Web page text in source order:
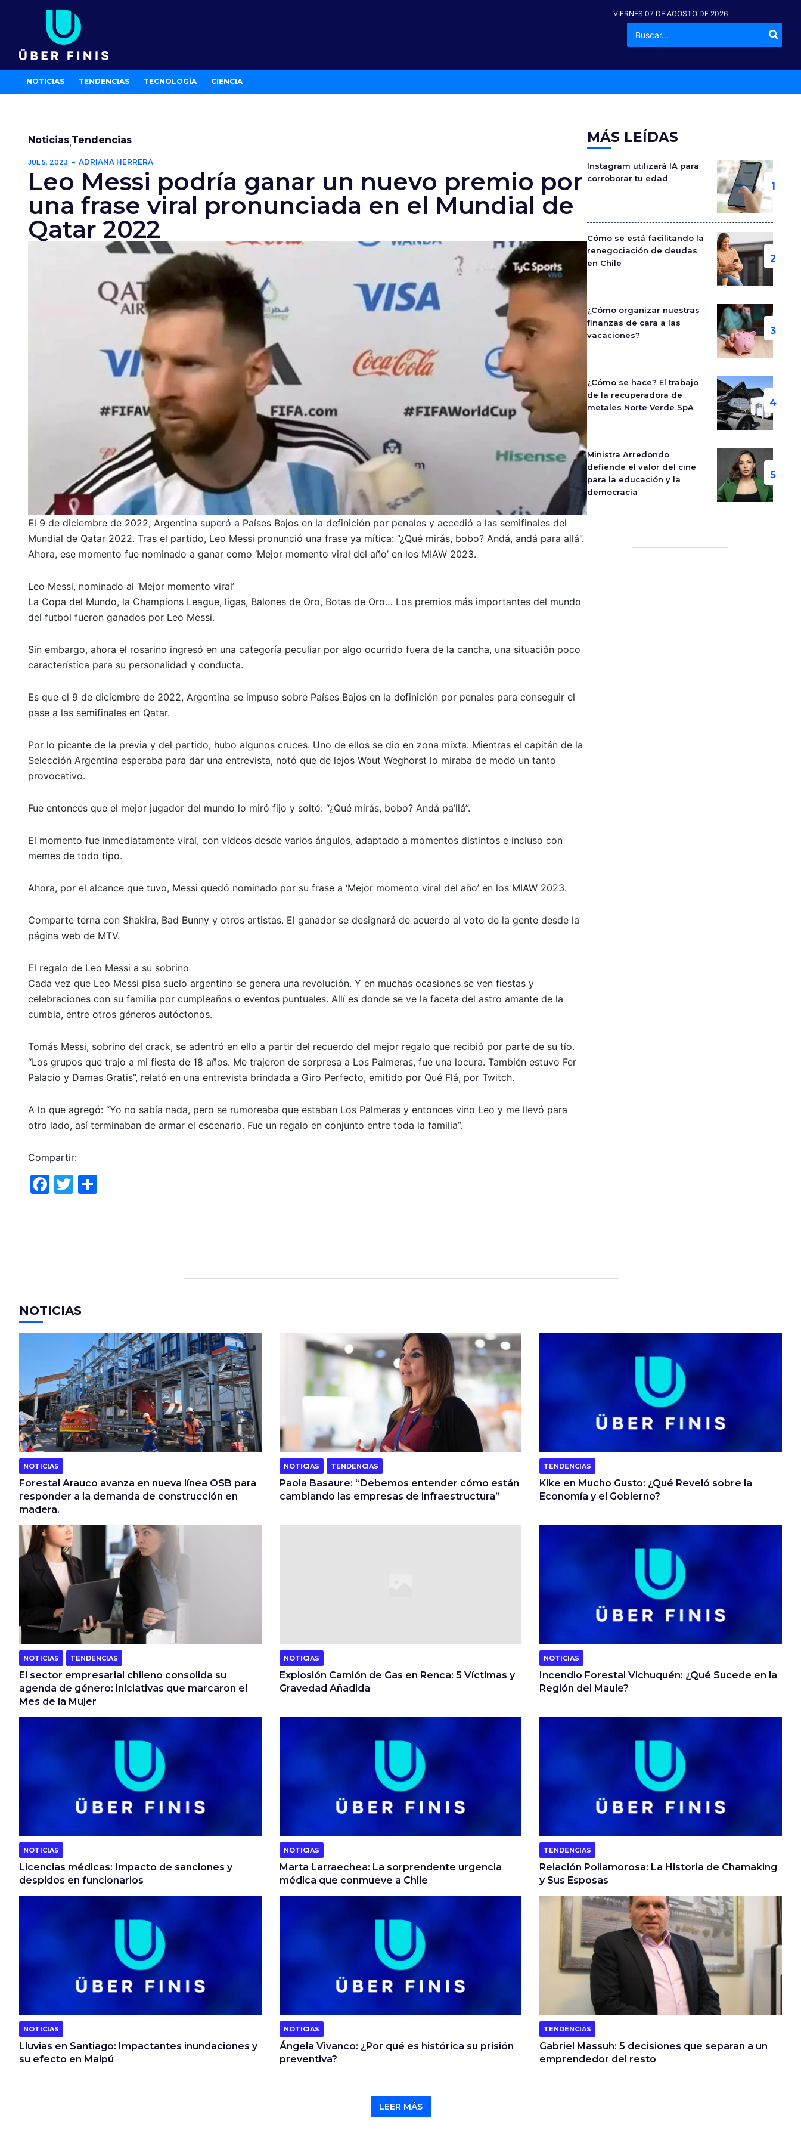
VIERNES 07 DE AGOSTO DE 2026
-º
por:
NOTICIAS TENDENCIAS TECNOLOGÍA CIENCIA
Noticias,Tendencias
JUL 5, 2023 ADRIANA HERRERA
Leo Messi podría ganar un nuevo premio por
una frase viral pronunciada en el Mundial de
Qatar 2022
El 9 de diciembre de 2022, Argentina superó a Países Bajos en la definición por penales y accedió a las semifinales del
Mundial de Qatar 2022. Tras el partido, Leo Messi pronunció una frase ya mítica: “¿Qué mirás, bobo? Andá, andá para allá”.
Ahora, ese momento fue nominado a ganar como ‘Mejor momento viral del año’ en los MIAW 2023.
Leo Messi, nominado al ‘Mejor momento viral’
La Copa del Mundo, la Champions League, ligas, Balones de Oro, Botas de Oro… Los premios más importantes del mundo
del futbol fueron ganados por Leo Messi.
Sin embargo, ahora el rosarino ingresó en una categoría peculiar por algo ocurrido fuera de la cancha, una situación poco
característica para su personalidad y conducta.
Es que el 9 de diciembre de 2022, Argentina se impuso sobre Países Bajos en la definición por penales para conseguir el
pase a las semifinales en Qatar.
Por lo picante de la previa y del partido, hubo algunos cruces. Uno de ellos se dio en zona mixta. Mientras el capitán de la
Selección Argentina esperaba para dar una entrevista, notó que de lejos Wout Weghorst lo miraba de modo un tanto
provocativo.
Fue entonces que el mejor jugador del mundo lo miró fijo y soltó: “¿Qué mirás, bobo? Andá pa’llá”.
El momento fue inmediatamente viral, con videos desde varios ángulos, adaptado a momentos distintos e incluso con
memes de todo tipo.
Ahora, por el alcance que tuvo, Messi quedó nominado por su frase a ‘Mejor momento viral del año’ en los MIAW 2023.
Comparte terna con Shakira, Bad Bunny y otros artistas. El ganador se designará de acuerdo al voto de la gente desde la
página web de MTV.
El regalo de Leo Messi a su sobrino
Cada vez que Leo Messi pisa suelo argentino se genera una revolución. Y en muchas ocasiones se ven fiestas y
celebraciones con su familia por cumpleaños o eventos puntuales. Allí es donde se ve la faceta del astro amante de la
cumbia, entre otros géneros autóctonos.
Tomás Messi, sobrino del crack, se adentró en ello a partir del recuerdo del mejor regalo que recibió por parte de su tío.
“Los grupos que trajo a mi fiesta de 18 años. Me trajeron de sorpresa a Los Palmeras, fue una locura. También estuvo Fer
Palacio y Damas Gratis”, relató en una entrevista brindada a Giro Perfecto, emitido por Qué Flá, por Twitch.
A lo que agregó: “Yo no sabía nada, pero se rumoreaba que estaban Los Palmeras y entonces vino Leo y me llevó para
otro lado, así terminaban de armar el escenario. Fue un regalo en conjunto entre toda la familia”.
Compartir:
F
k
T
MÁS LEÍDAS
Instagram utilizará IA para
corroborar tu edad
Cómo se está facilitando la
renegociación de deudas
en Chile
¿Cómo organizar nuestras
finanzas de cara a las
vacaciones?
¿Cómo se hace? El trabajo
de la recuperadora de
metales Norte Verde SpA
Ministra Arredondo
defiende el valor del cine
para la educación y la
democracia
NOTICIAS
NOTICIAS
Forestal Arauco avanza en nueva línea OSB para
responder a la demanda de construcción en
madera.
NOTICIAS TENDENCIAS
Paola Basaure: “Debemos entender cómo están
cambiando las empresas de infraestructura”
TENDENCIAS
Kike en Mucho Gusto: ¿Qué Reveló sobre la
Economía y el Gobierno?
NOTICIAS TENDENCIAS
El sector empresarial chileno consolida su
agenda de género: iniciativas que marcaron el
Mes de la Mujer
NOTICIAS
Explosión Camión de Gas en Renca: 5 Víctimas y
Gravedad Añadida
NOTICIAS
Incendio Forestal Vichuquén: ¿Qué Sucede en la
Región del Maule?
NOTICIAS
Licencias médicas: Impacto de sanciones y
despidos en funcionarios
NOTICIAS
Marta Larraechea: La sorprendente urgencia
médica que conmueve a Chile
TENDENCIAS
Relación Poliamorosa: La Historia de Chamaking
y Sus Esposas
NOTICIAS
Lluvias en Santiago: Impactantes inundaciones y
su efecto en Maipú
NOTICIAS
Ángela Vivanco: ¿Por qué es histórica su prisión
preventiva?
TENDENCIAS
Gabriel Massuh: 5 decisiones que separan a un
emprendedor del resto
LEER MÁS